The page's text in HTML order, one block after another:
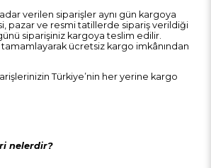
verilen siparişler aynı gün kargoya
pazar ve resmi tatillerde sipariş verildiği
siparişiniz kargoya teslim edilir.
tamamlayarak ücretsiz kargo imkânından
Türkiye’nin her yerine kargo
nelerdir?